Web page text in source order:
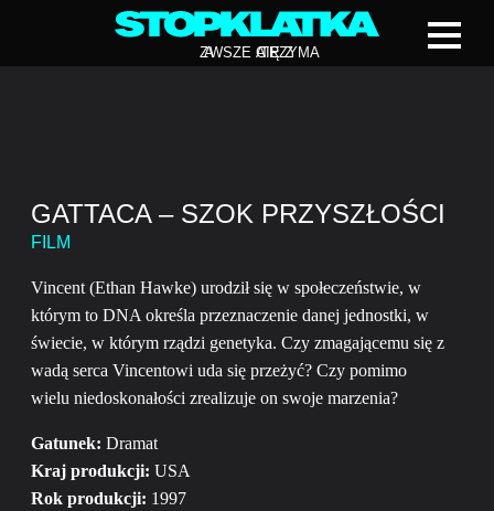
ZAWSZE CIĘ Z
ATRZYMA
GATTACA – SZOK PRZYSZŁOŚCI
FILM
Vincent (Ethan Hawke) urodził się w społeczeństwie, w
którym to DNA określa przeznaczenie danej jednostki, w
świecie, w którym rządzi genetyka. Czy zmagającemu się z
wadą serca Vincentowi uda się przeżyć? Czy pomimo
wielu niedoskonałości zrealizuje on swoje marzenia?
Gatunek: Dramat
Kraj produkcji: USA
Rok produkcji: 1997